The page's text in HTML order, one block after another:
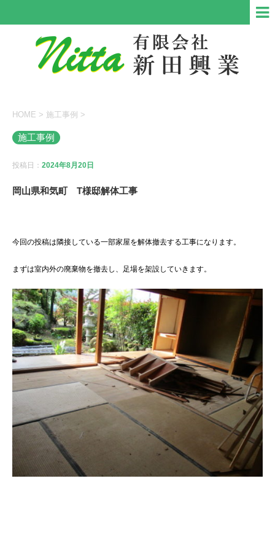
HOME > 施工事例 >
施工事例
投稿日： 2024年8月20日
岡山県和気町 T様邸解体工事
今回の投稿は隣接している一部家屋を解体撤去する工事になります。
まずは室内外の廃棄物を撤去し、足場を架設していきます。